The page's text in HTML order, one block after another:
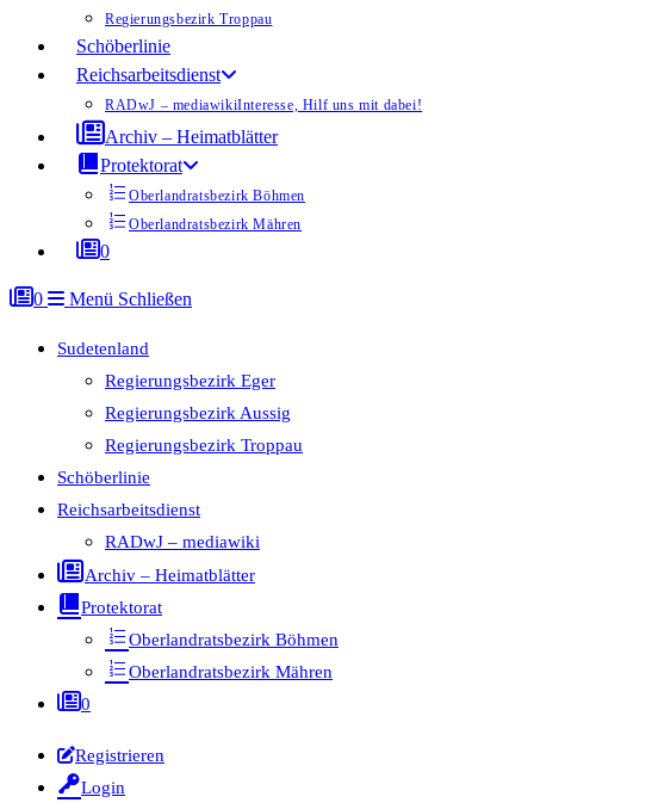
Regierungsbezirk Troppau
Schöberlinie
Reichsarbeitsdienst
RADwJ – mediawikiInteresse, Hilf uns mit dabei!
Archiv – Heimatblätter
Protektorat
Oberlandratsbezirk Böhmen
Oberlandratsbezirk Mähren
0
0 Menü Schließen
Sudetenland
Regierungsbezirk Eger
Regierungsbezirk Aussig
Regierungsbezirk Troppau
Schöberlinie
Reichsarbeitsdienst
RADwJ – mediawiki
Archiv – Heimatblätter
Protektorat
Oberlandratsbezirk Böhmen
Oberlandratsbezirk Mähren
0
Registrieren
Login